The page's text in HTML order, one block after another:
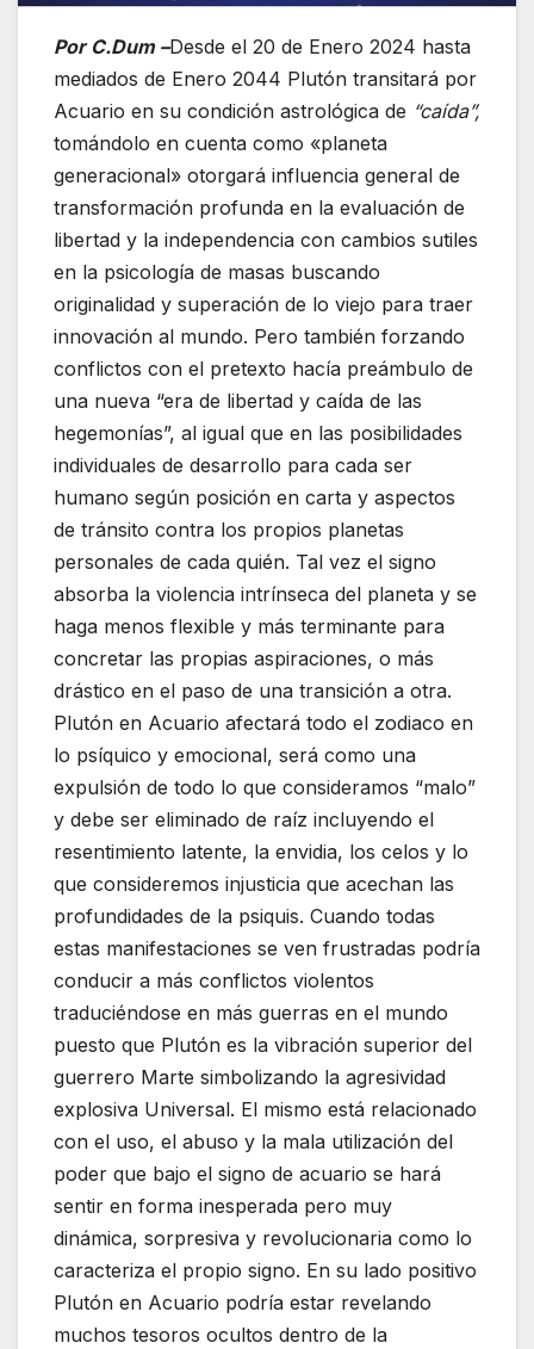
Por C.Dum –Desde el 20 de Enero 2024 hasta
mediados de Enero 2044 Plutón transitará por
Acuario en su condición astrológica de “caída”,
tomándolo en cuenta como «planeta
generacional» otorgará influencia general de
transformación profunda en la evaluación de
libertad y la independencia con cambios sutiles
en la psicología de masas buscando
originalidad y superación de lo viejo para traer
innovación al mundo. Pero también forzando
conflictos con el pretexto hacía preámbulo de
una nueva “era de libertad y caída de las
hegemonías”, al igual que en las posibilidades
individuales de desarrollo para cada ser
humano según posición en carta y aspectos
de tránsito contra los propios planetas
personales de cada quién. Tal vez el signo
absorba la violencia intrínseca del planeta y se
haga menos flexible y más terminante para
concretar las propias aspiraciones, o más
drástico en el paso de una transición a otra.
Plutón en Acuario afectará todo el zodiaco en
lo psíquico y emocional, será como una
expulsión de todo lo que consideramos “malo”
y debe ser eliminado de raíz incluyendo el
resentimiento latente, la envidia, los celos y lo
que consideremos injusticia que acechan las
profundidades de la psiquis. Cuando todas
estas manifestaciones se ven frustradas podría
conducir a más conflictos violentos
traduciéndose en más guerras en el mundo
puesto que Plutón es la vibración superior del
guerrero Marte simbolizando la agresividad
explosiva Universal. El mismo está relacionado
con el uso, el abuso y la mala utilización del
poder que bajo el signo de acuario se hará
sentir en forma inesperada pero muy
dinámica, sorpresiva y revolucionaria como lo
caracteriza el propio signo. En su lado positivo
Plutón en Acuario podría estar revelando
muchos tesoros ocultos dentro de la